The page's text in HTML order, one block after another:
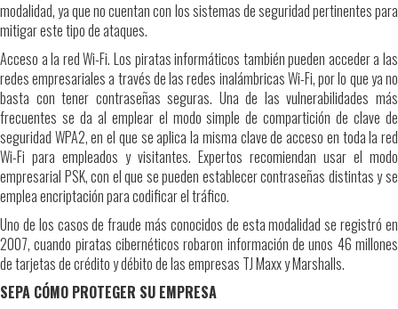
modalidad, ya que no cuentan con los sistemas de seguridad pertinentes para
mitigar este tipo de ataques.
Acceso a la red Wi-Fi. Los piratas informáticos también pueden acceder a las
redes empresariales a través de las redes inalámbricas Wi-Fi, por lo que ya no
basta con tener contraseñas seguras. Una de las vulnerabilidades más
frecuentes se da al emplear el modo simple de compartición de clave de
seguridad WPA2, en el que se aplica la misma clave de acceso en toda la red
Wi-Fi para empleados y visitantes. Expertos recomiendan usar el modo
empresarial PSK, con el que se pueden establecer contraseñas distintas y se
emplea encriptación para codificar el tráfico.
Uno de los casos de fraude más conocidos de esta modalidad se registró en
2007, cuando piratas cibernéticos robaron información de unos 46 millones
de tarjetas de crédito y débito de las empresas TJ Maxx y Marshalls.
SEPA CÓMO PROTEGER SU EMPRESA